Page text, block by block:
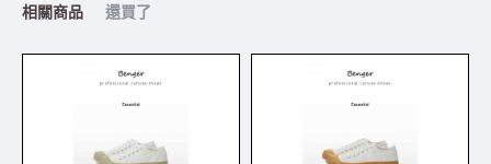
相關商品 還買了